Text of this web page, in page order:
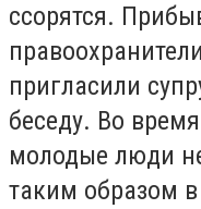
ссорятся.
пригласили
беседу. Во
молодые люди
таким образом